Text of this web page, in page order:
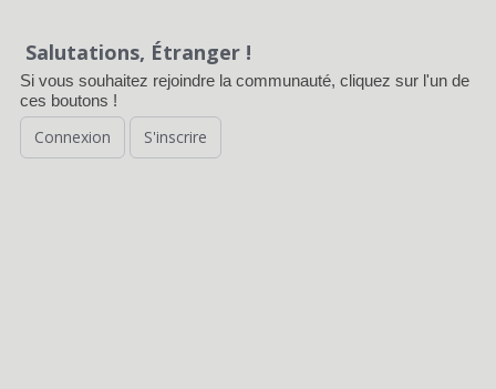
Salutations, Étranger !
Si vous souhaitez rejoindre la communauté, cliquez sur l'un de
ces boutons !
Connexion S'inscrire